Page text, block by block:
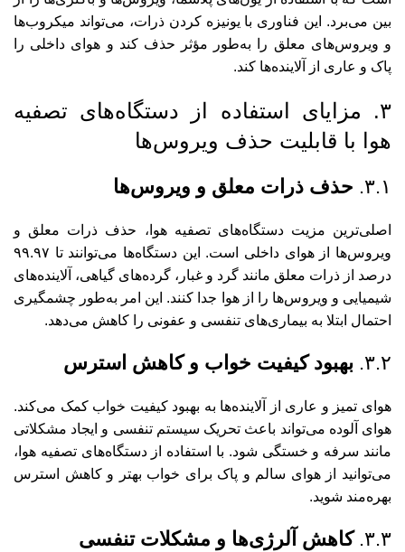
بین می‌برد. این فناوری با یونیزه کردن ذرات، می‌تواند میکروب‌ها
و ویروس‌های معلق را به‌طور مؤثر حذف کند و هوای داخلی را
پاک و عاری از آلاینده‌ها کند.
۳. مزایای استفاده از دستگاه‌های تصفیه
هوا با قابلیت حذف ویروس‌ها
۳.۱. حذف ذرات معلق و ویروس‌ها
اصلی‌ترین مزیت دستگاه‌های تصفیه هوا، حذف ذرات معلق و
ویروس‌ها از هوای داخلی است. این دستگاه‌ها می‌توانند تا ۹۹.۹۷
درصد از ذرات معلق مانند گرد و غبار، گرده‌های گیاهی، آلاینده‌های
شیمیایی و ویروس‌ها را از هوا جدا کنند. این امر به‌طور چشمگیری
احتمال ابتلا به بیماری‌های تنفسی و عفونی را کاهش می‌دهد.
۳.۲. بهبود کیفیت خواب و کاهش استرس
هوای تمیز و عاری از آلاینده‌ها به بهبود کیفیت خواب کمک می‌کند.
هوای آلوده می‌تواند باعث تحریک سیستم تنفسی و ایجاد مشکلاتی
مانند سرفه و خستگی شود. با استفاده از دستگاه‌های تصفیه هوا،
می‌توانید از هوای سالم و پاک برای خواب بهتر و کاهش استرس
بهره‌مند شوید.
۳.۳. کاهش آلرژی‌ها و مشکلات تنفسی